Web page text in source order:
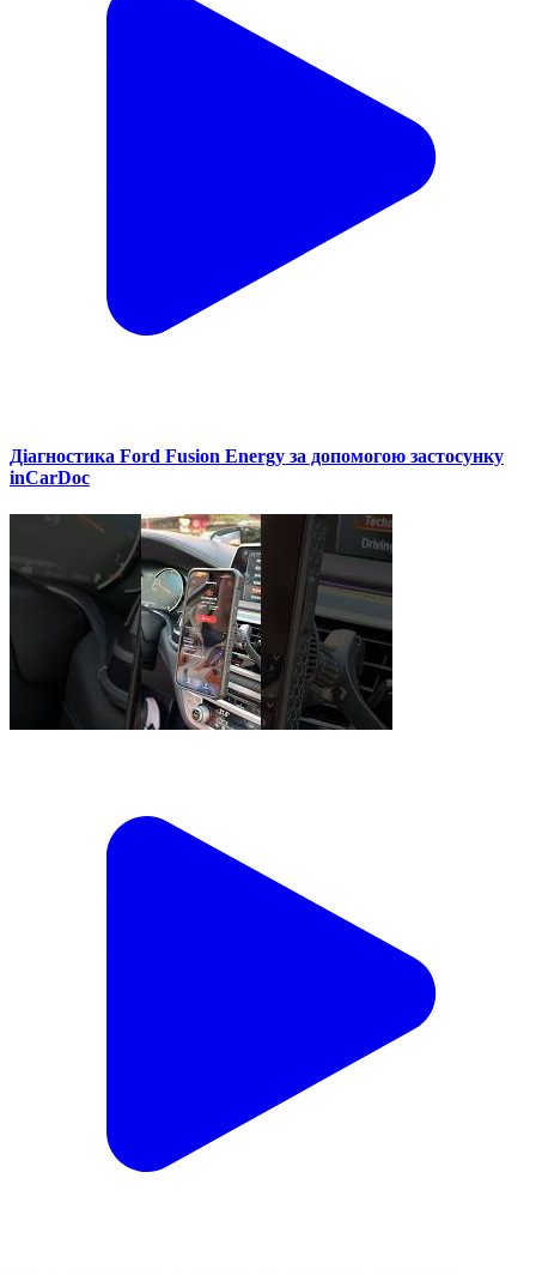
Діагностика Ford Fusion Energy за допомогою застосунку
inCarDoc